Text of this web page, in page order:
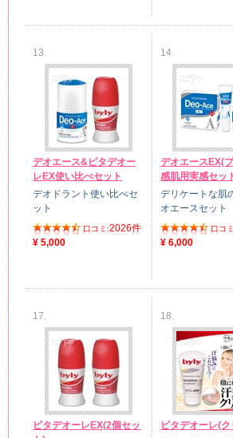
13.
デオエース&ピタデオー
レEX使い比べセット
デオドラント使い比べセ
ット
口コミ:2026件
¥ 5,000
14.
デオエースEX(
感肌用実感セッ
デリケートな肌
オエースセット
口コ
¥ 6,000
17.
ピタデオーレEX(2個セッ
18.
ピタデオーレ(